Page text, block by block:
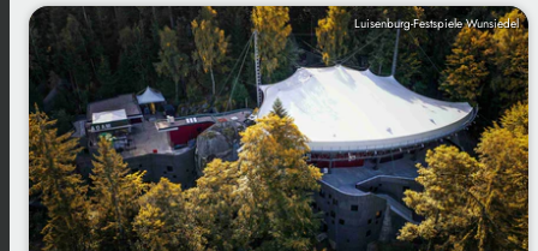
Luisenburg-Festspiele Wunsiedel